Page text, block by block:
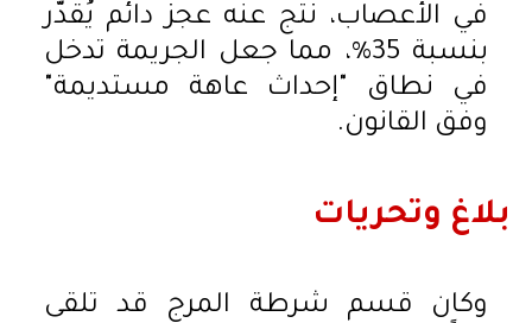
في الأعصاب، نتج عنه عجز دائم يُقدّر
بنسبة 35%، مما جعل الجريمة تدخل
في نطاق "إحداث عاهة مستديمة"
وفق القانون.
بلاغ وتحريات
وكان قسم شرطة المرج قد تلقى